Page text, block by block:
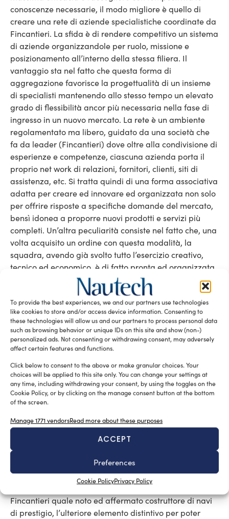
To provide the best experiences, we and our partners use technologies
like cookies to store and/or access device information. Consenting to
these technologies will allow us and our partners to process personal data
such as browsing behavior or unique IDs on this site and show (non-)
personalized ads. Not consenting or withdrawing consent, may adversely
affect certain features and functions.
Click below to consent to the above or make granular choices. Your
choices will be applied to this site only. You can change your settings at
any time, including withdrawing your consent, by using the toggles on the
Cookie Policy, or by clicking on the manage consent button at the bottom
of the screen.
Manage 1771 vendorsRead more about these purposes
ACCEPT
Preferences
Cookie PolicyPrivacy Policy
conoscenze necessarie, il modo migliore è quello di
creare una rete di aziende specialistiche coordinate da
Fincantieri. La sfida è di rendere competitivo un sistema
di aziende organizzandole per ruolo, missione e
posizionamento all’interno della stessa filiera. Il
vantaggio sta nel fatto che questa forma di
aggregazione favorisce la progettualità di un insieme
di specialisti mantenendo allo stesso tempo un elevato
grado di flessibilità ancor più necessaria nella fase di
ingresso in un nuovo mercato. La rete è un ambiente
regolamentato ma libero, guidato da una società che
fa da leader (Fincantieri) dove oltre alla condivisione di
esperienze e competenze, ciascuna azienda porta il
proprio net work di relazioni, fornitori, clienti, siti di
assistenza, etc. Si tratta quindi di una forma associativa
adatta per creare ed innovare ed organizzata non solo
per offrire risposte a specifiche domande del mercato,
bensì idonea a proporre nuovi prodotti e servizi più
completi. Un’altra peculiarità consiste nel fatto che, una
volta acquisito un ordine con questa modalità, la
squadra, avendo già svolto tutto l’esercizio creativo,
tecnico ed economico, è di fatto pronta ed organizzata
ad affrontare il lavoro gestendolo fino alla consegna.
Negli anni gli operatori offshore, i potenziali clienti,
vista l’elevata specificità di questi mezzi, si sono
adoperati per seguire direttamente la loro
realizzazione con un approccio da main contractor. Per
far ciò hanno mantenuto il governo dell’ingegneria e la
gestione di alcune leve come l’approvvigionamento
macchinari ed i collaudi. Ma le competenze
dell’operatore sono fondamentalmente relative al
funzionamento/esercizio dei mezzi, non alla loro
costruzione, per la quale, non basta solo conoscere il
processi realizzativi nell’ambito dei quali gestire la
contestualità fra la fase ideativa (ingegneria) e quella
costruttiva vera e propria. In mancanza di tale
competenza si corre infatti il rischio di essere esposti ad
onerose modifiche e conseguenti ritardi nella consegna
dei mezzi. Oltre alle caratteristiche già possedute da
Fincantieri quale noto ed affermato costruttore di navi
di prestigio, l’ulteriore elemento distintivo per poter